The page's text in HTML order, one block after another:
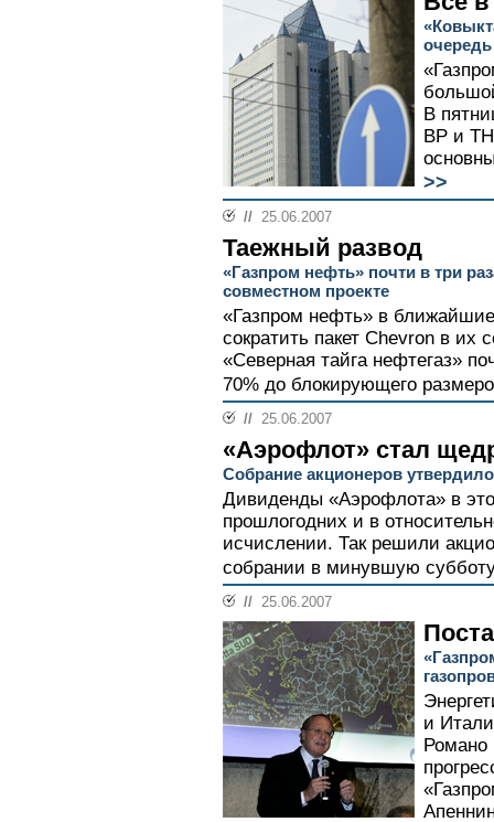
В
ВР и
>>
// 25.06.2007
Таежный развод
«Газпром нефть» почти в три
совместном проекте
«Газпром нефть» в
сократить пакет Chevron в их
«Северная тайга нефтегаз»
70% до блокирующего
// 25.06.2007
«Аэрофлот» стал
Собрание акционеров
Дивиденды «Аэрофлота» в
прошлогодних и в
исчислении. Так решили
собрании в минувшую
// 25.06.2007
и
Романо